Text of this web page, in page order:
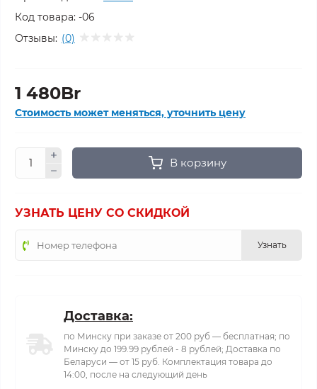
Код товара: -06
Отзывы: (0)
1 480Br
Стоимость может меняться, уточнить цену
В корзину
УЗНАТЬ ЦЕНУ СО СКИДКОЙ
Узнать
Доставка:
по Минску при заказе от 200 руб — бесплатная; по
Минску до 199.99 рублей - 8 рублей; Доставка по
Беларуси — от 15 руб. Комплектация товара до
14:00, после на следующий день